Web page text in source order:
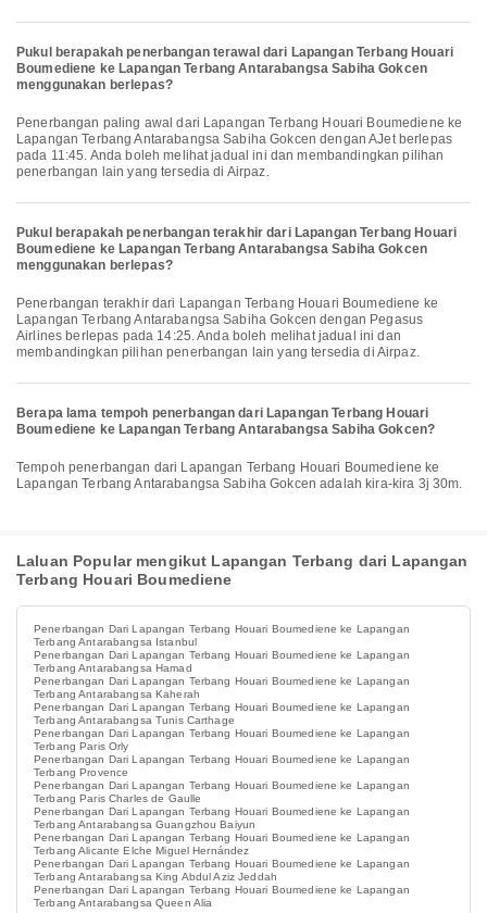
Pukul berapakah penerbangan terawal dari Lapangan Terbang Houari
Boumediene ke Lapangan Terbang Antarabangsa Sabiha Gokcen
menggunakan berlepas?
Penerbangan paling awal dari Lapangan Terbang Houari Boumediene ke
Lapangan Terbang Antarabangsa Sabiha Gokcen dengan AJet berlepas
pada 11:45. Anda boleh melihat jadual ini dan membandingkan pilihan
penerbangan lain yang tersedia di Airpaz.
Pukul berapakah penerbangan terakhir dari Lapangan Terbang Houari
Boumediene ke Lapangan Terbang Antarabangsa Sabiha Gokcen
menggunakan berlepas?
Penerbangan terakhir dari Lapangan Terbang Houari Boumediene ke
Lapangan Terbang Antarabangsa Sabiha Gokcen dengan Pegasus
Airlines berlepas pada 14:25. Anda boleh melihat jadual ini dan
membandingkan pilihan penerbangan lain yang tersedia di Airpaz.
Berapa lama tempoh penerbangan dari Lapangan Terbang Houari
Boumediene ke Lapangan Terbang Antarabangsa Sabiha Gokcen?
Tempoh penerbangan dari Lapangan Terbang Houari Boumediene ke
Lapangan Terbang Antarabangsa Sabiha Gokcen adalah kira-kira 3j 30m.
Laluan Popular mengikut Lapangan Terbang dari Lapangan
Terbang Houari Boumediene
Penerbangan Dari Lapangan Terbang Houari Boumediene ke Lapangan
Terbang Antarabangsa Istanbul
Penerbangan Dari Lapangan Terbang Houari Boumediene ke Lapangan
Terbang Antarabangsa Hamad
Penerbangan Dari Lapangan Terbang Houari Boumediene ke Lapangan
Terbang Antarabangsa Kaherah
Penerbangan Dari Lapangan Terbang Houari Boumediene ke Lapangan
Terbang Antarabangsa Tunis Carthage
Penerbangan Dari Lapangan Terbang Houari Boumediene ke Lapangan
Terbang Paris Orly
Penerbangan Dari Lapangan Terbang Houari Boumediene ke Lapangan
Terbang Provence
Penerbangan Dari Lapangan Terbang Houari Boumediene ke Lapangan
Terbang Paris Charles de Gaulle
Penerbangan Dari Lapangan Terbang Houari Boumediene ke Lapangan
Terbang Antarabangsa Guangzhou Baiyun
Penerbangan Dari Lapangan Terbang Houari Boumediene ke Lapangan
Terbang Alicante Elche Miguel Hernández
Penerbangan Dari Lapangan Terbang Houari Boumediene ke Lapangan
Terbang Antarabangsa King Abdul Aziz Jeddah
Penerbangan Dari Lapangan Terbang Houari Boumediene ke Lapangan
Terbang Antarabangsa Queen Alia